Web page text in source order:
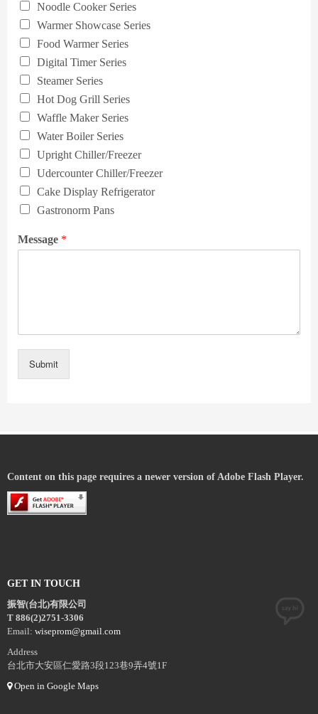
Noodle Cooker Series
Warmer Showcase Series
Food Warmer Series
Digital Timer Series
Steamer Series
Hot Dog Grill Series
Waffle Maker Series
Water Boiler Series
Upright Chiller/Freezer
Udercounter Chiller/Freezer
Cake Display Refrigerator
Gastronorm Pans
Message *
Submit
Content on this page requires a newer version of Adobe Flash Player.
GET IN TOUCH
振智(台北)有限公司
T 886(2)2751-3306
Email: wiseprom@gmail.com
Address
台北市大安區仁愛路3段123巷9弄4號1F
Open in Google Maps